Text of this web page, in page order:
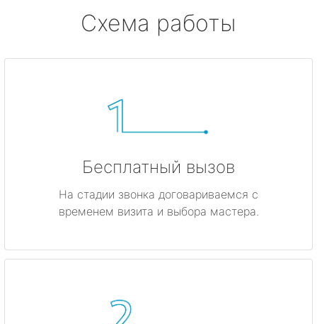
Схема работы
Бесплатный вызов
На стадии звонка договариваемся с
временем визита и выбора мастера.